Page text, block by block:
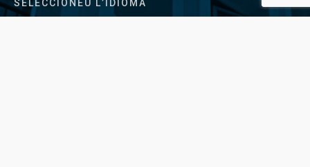
SELECCIONEU L’IDIOMA